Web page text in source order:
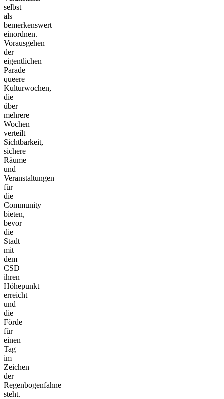
selbst
als
bemerkenswert
einordnen.
Vorausgehen
der
eigentlichen
Parade
queere
Kulturwochen,
die
über
mehrere
Wochen
verteilt
Sichtbarkeit,
sichere
Räume
und
Veranstaltungen
für
die
Community
bieten,
bevor
die
Stadt
mit
dem
CSD
ihren
Höhepunkt
erreicht
und
die
Förde
für
einen
Tag
im
Zeichen
der
Regenbogenfahne
steht.